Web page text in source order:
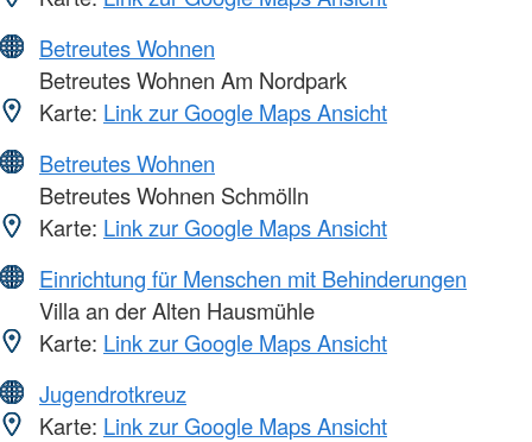
Betreutes Wohnen
Betreutes Wohnen Am Nordpark
Karte: Link zur Google Maps Ansicht
Betreutes Wohnen
Betreutes Wohnen Schmölln
Karte: Link zur Google Maps Ansicht
Einrichtung für Menschen mit Behinderungen
Villa an der Alten Hausmühle
Karte: Link zur Google Maps Ansicht
Jugendrotkreuz
Karte: Link zur Google Maps Ansicht